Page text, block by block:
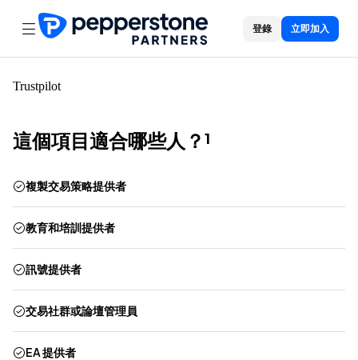
登錄 立即加入
Trustpilot
這個項目適合哪些人？¹
複製交易策略提供者
教育和培訓提供者
訊號提供者
交易社群或論壇管理員
EA 提供者